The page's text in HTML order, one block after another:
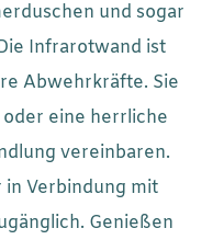
und sogar
Infrarotwand ist
Abwehrkräfte. Sie
eine herrliche
vereinbaren.
in Verbindung mit
Genießen